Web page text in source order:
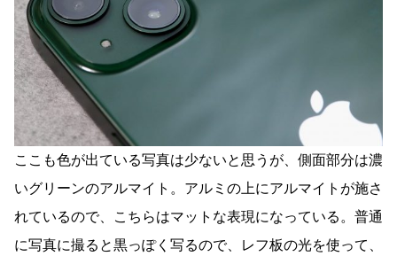
ここも色が出ている写真は少ないと思うが、側面部分は濃
いグリーンのアルマイト。アルミの上にアルマイトが施さ
れているので、こちらはマットな表現になっている。普通
に写真に撮ると黒っぽく写るので、レフ板の光を使って、